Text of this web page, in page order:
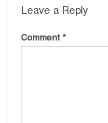
Leave a Reply
Comment *